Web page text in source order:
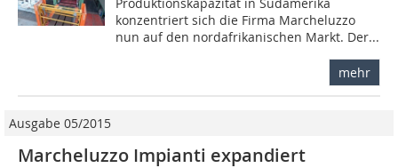
konzentriert sich die Firma Marcheluzzo
nun auf den nordafrikanischen Markt. Der...
mehr
Ausgabe 05/2015
Marcheluzzo Impianti expandiert